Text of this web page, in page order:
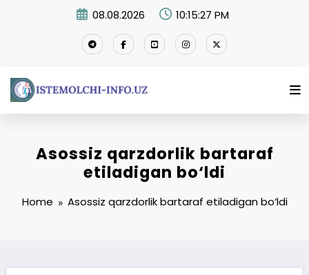
08.08.2026 10:15:27 PM
Asossiz qarzdorlik bartaraf
etiladigan bo‘ldi
Home Asossiz qarzdorlik bartaraf etiladigan bo‘ldi